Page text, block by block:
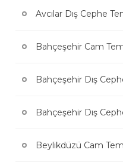
Avcılar Dış Cephe
Bahçeşehir Cam
Bahçeşehir Dış
Bahçeşehir Dış
Beylikdüzü Cam